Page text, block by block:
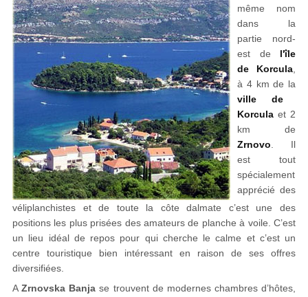
même nom
dans la
partie nord-
est de
l'île
de Korcula,
à 4 km de la
ville de
Korcula et 2
km de
Zrnovo. Il
est tout
spécialement
apprécié des
véliplanchistes et de toute la côte dalmate c’est une des
positions les plus prisées des amateurs de planche à voile. C’est
un lieu idéal de repos pour qui cherche le calme et c’est un
centre touristique bien intéressant en raison de ses offres
diversifiées.
AZrnovska Banja se trouvent de modernes chambres d’hôtes,